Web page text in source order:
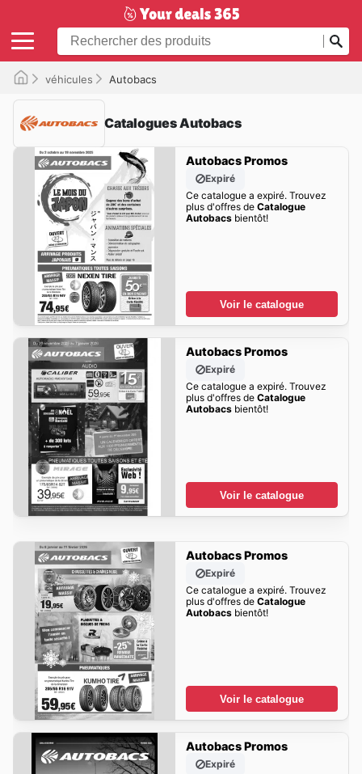
véhicules Autobacs
Catalogues Autobacs
Autobacs Promos
Expiré
Ce catalogue a expiré. Trouvez
plus d'offres de Catalogue
Autobacsbientôt!
Voir le catalogue
Autobacs Promos
Expiré
Ce catalogue a expiré. Trouvez
plus d'offres de Catalogue
Autobacsbientôt!
Voir le catalogue
Autobacs Promos
Expiré
Ce catalogue a expiré. Trouvez
plus d'offres de Catalogue
Autobacsbientôt!
Voir le catalogue
Autobacs Promos
Expiré